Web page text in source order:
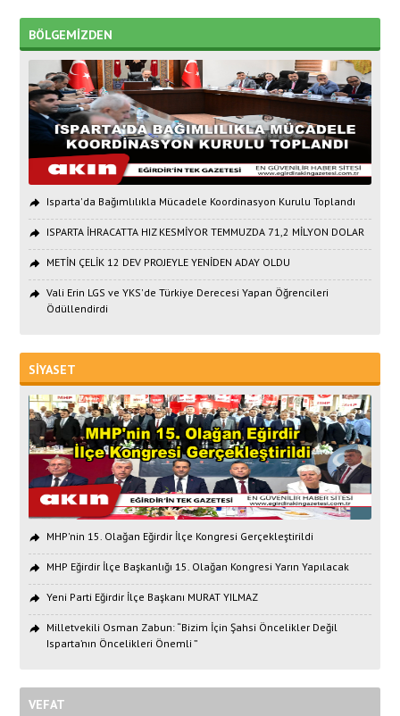
BÖLGEMİZDEN
Isparta'da Bağımlılıkla Mücadele Koordinasyon Kurulu Toplandı
ISPARTA İHRACATTA HIZ KESMİYOR TEMMUZDA 71,2 MİLYON DOLAR
METİN ÇELİK 12 DEV PROJEYLE YENİDEN ADAY OLDU
Vali Erin LGS ve YKS'de Türkiye Derecesi Yapan Öğrencileri
Ödüllendirdi
SİYASET
MHP'nin 15. Olağan Eğirdir İlçe Kongresi Gerçekleştirildi
MHP Eğirdir İlçe Başkanlığı 15. Olağan Kongresi Yarın Yapılacak
Yeni Parti Eğirdir İlçe Başkanı MURAT YILMAZ
Milletvekili Osman Zabun: “Bizim İçin Şahsi Öncelikler Değil
Isparta’nın Öncelikleri Önemli ”
VEFAT